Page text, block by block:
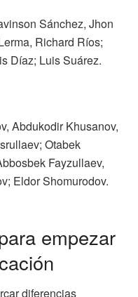
Sánchez, Jhon
Richard Ríos;
Díaz; Luis Suárez.
Abdukodir Khusanov,
Otabek
Fayzullaev,
Eldor Shomurodov.
empezar
diferencias